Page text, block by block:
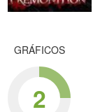
GRÁFICOS
2